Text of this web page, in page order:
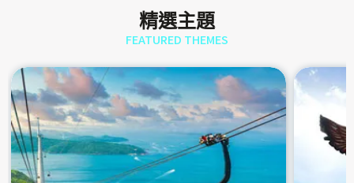
精選主題
FEATURED THEMES